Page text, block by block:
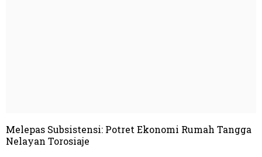
Melepas Subsistensi: Potret Ekonomi Rumah Tangga
Nelayan Torosiaje